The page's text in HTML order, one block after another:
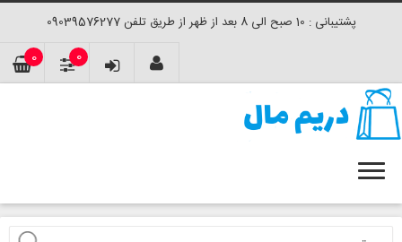
پشتیبانی : 10 صبح الی 8 بعد از ظهر از طریق تلفن 09039576277
0 0